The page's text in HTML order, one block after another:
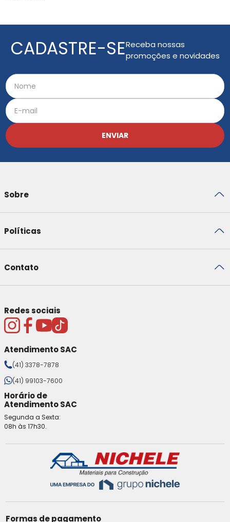
CADASTRE-SEReceba nossas
promoções e novidades
ENVIAR
Sobre
Políticas
Contato
Redes sociais
Atendimento SAC
(41) 3378-7878
(41) 99103-7600
Horário de
Atendimento SAC
Segunda a Sexta:
08h às 17h30.
Formas de pagamento